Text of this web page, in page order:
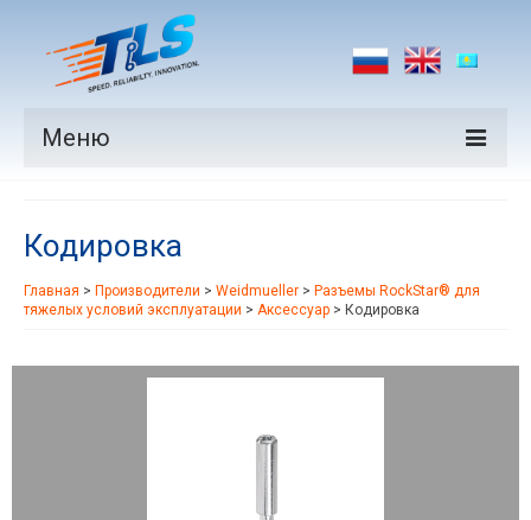
Меню
Производители
Рынки
Кодировка
Главная > Производители > Weidmueller > Разъемы RockStar® для
тяжелых условий эксплуатации > Аксессуар > Кодировка